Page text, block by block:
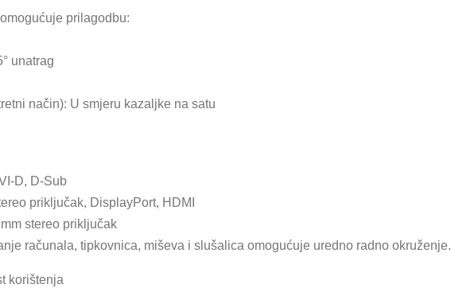
prilagodbu:
unatrag
način): U smjeru kazaljke na satu
D, D-Sub
priključak, DisplayPort, HDMI
stereo priključak
računala, tipkovnica, miševa i slušalica omogućuje uredno radno okruženje.
korištenja